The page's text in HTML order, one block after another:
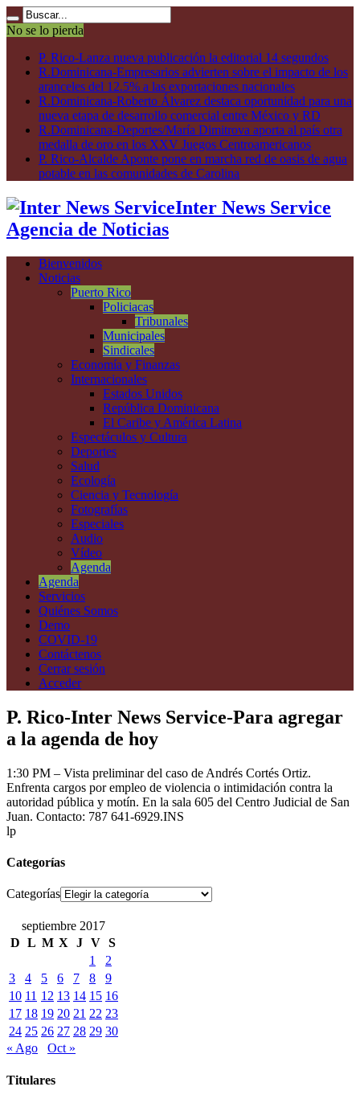
No se lo pierda
P. Rico-Lanza nueva publicación la editorial 14 segundos
R.Dominicana-Empresarios advierten sobre el impacto de los
aranceles del 12.5% a las exportaciones nacionales
R.Dominicana-Roberto Álvarez destaca oportunidad para una
nueva etapa de desarrollo comercial entre México y RD
R.Dominicana-Deportes/María Dimitrova aporta al país otra
medalla de oro en los XXV Juegos Centroamericanos
P. Rico-Alcalde Aponte pone en marcha red de oasis de agua
potable en las comunidades de Carolina
Inter News Service
Agencia de Noticias
Bienvenidos
Noticias
Puerto Rico
Policiacas
Tribunales
Municipales
Sindicales
Economía y Finanzas
Internacionales
Estados Unidos
República Dominicana
El Caribe y América Latina
Espectáculos y Cultura
Deportes
Salud
Ecología
Ciencia y Tecnología
Fotografías
Especiales
Audio
Vídeo
Agenda
Agenda
Servicios
Quiénes Somos
Demo
COVID-19
Contáctenos
Cerrar sesión
Acceder
P. Rico-Inter News Service-Para agregar
a la agenda de hoy
1:30 PM – Vista preliminar del caso de Andrés Cortés Ortiz.
Enfrenta cargos por empleo de violencia o intimidación contra la
autoridad pública y motín. En la sala 605 del Centro Judicial de San
Juan. Contacto: 787 641-6929.INS
lp
Categorías
Categorías
septiembre 2017
D L M X J V S
1
2
3
4 5 6 7 8
9
10 11 12 13 14 15 16
17 18 19 20 21 22 23
24 25 26 27 28 29 30
« Ago
Oct »
Titulares